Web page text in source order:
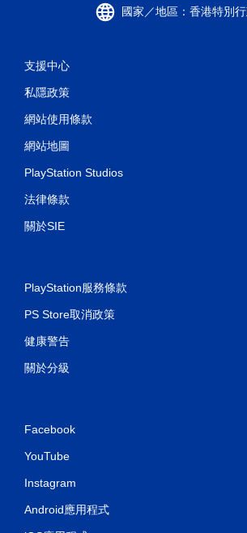
國家／地區：香港特別
支援中心
私隱政策
網站使用條款
網站地圖
PlayStation Studios
法律條款
關於SIE
PlayStation服務條款
PS Store取消政策
健康警告
關於分級
Facebook
YouTube
Instagram
Android應用程式